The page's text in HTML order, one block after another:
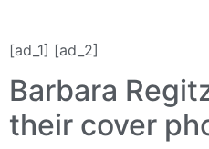
[ad_1] [ad_2]
Barbara
their cover